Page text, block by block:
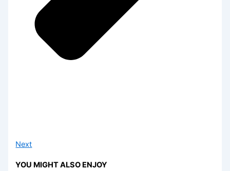
Next
YOU MIGHT ALSO ENJOY